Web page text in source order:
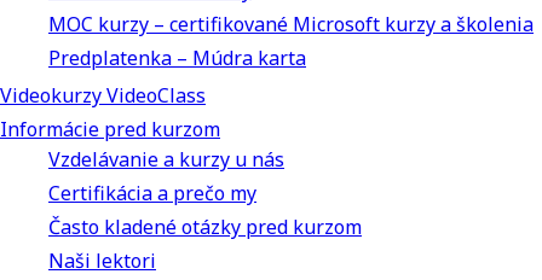
MOC kurzy – certifikované Microsoft kurzy a školenia
Predplatenka – Múdra karta
Videokurzy VideoClass
Informácie pred kurzom
Vzdelávanie a kurzy u nás
Certifikácia a prečo my
Často kladené otázky pred kurzom
Naši lektori